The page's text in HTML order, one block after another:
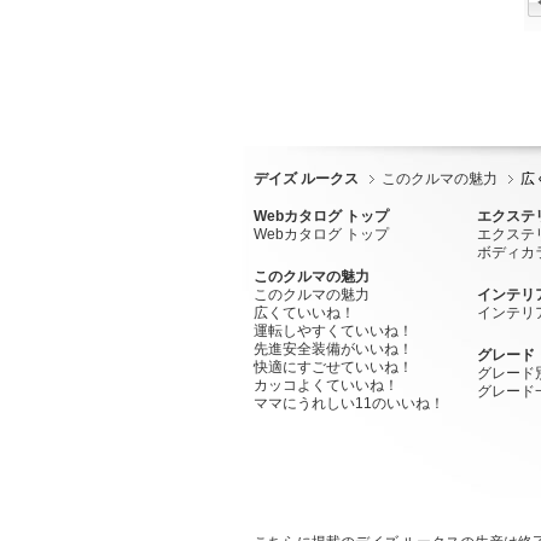
デイズ ルークス このクルマの魅力 広
Webカタログ トップ
Webカタログ トップ
このクルマの魅力
このクルマの魅力
広くていいね！
運転しやすくていいね！
先進安全装備がいいね！
快適にすごせていいね！
カッコよくていいね！
ママにうれしい11のいいね！
エクステ
エクステ
ボディカ
インテリ
インテリ
グレード
グレード
グレード